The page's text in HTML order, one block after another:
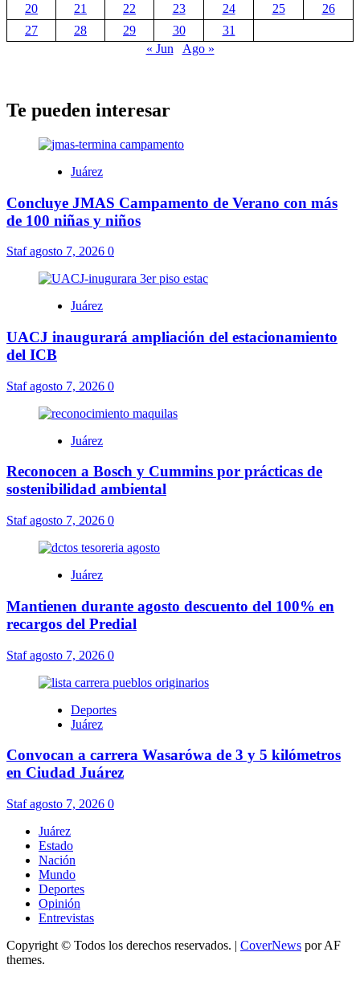
20
21 22 23 24 25
26
27
28 29 30
31
« Jun
Ago »
Te pueden interesar
Juárez
Concluye JMAS Campamento de Verano con más
de 100 niñas y niños
Stafagosto 7, 2026 0
Juárez
UACJ inaugurará ampliación del estacionamiento
del ICB
Stafagosto 7, 2026 0
Juárez
Reconocen a Bosch y Cummins por prácticas de
sostenibilidad ambiental
Stafagosto 7, 2026 0
Juárez
Mantienen durante agosto descuento del 100% en
recargos del Predial
Stafagosto 7, 2026 0
Deportes
Juárez
Convocan a carrera Wasarówa de 3 y 5 kilómetros
en Ciudad Juárez
Stafagosto 7, 2026 0
Juárez
Estado
Nación
Mundo
Deportes
Opinión
Entrevistas
Copyright © Todos los derechos reservados. | CoverNews por AF
themes.